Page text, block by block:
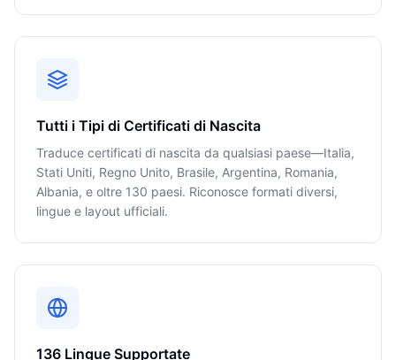
Tutti i Tipi di Certificati di Nascita
Traduce certificati di nascita da qualsiasi paese—Italia,
Stati Uniti, Regno Unito, Brasile, Argentina, Romania,
Albania, e oltre 130 paesi. Riconosce formati diversi,
lingue e layout ufficiali.
136 Lingue Supportate